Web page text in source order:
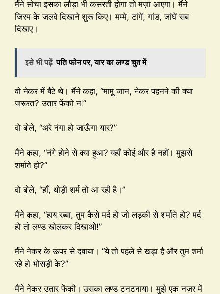
मैंने सोचा इसका लौड़ा भी कसरती होगा तो मज़ा आएगा। मैंने
जिस्म के जलवे दिखाने शुरू किए। मम्मे, टांगें, गांड, जांघें सब
दिखाए।
इसे भी पढ़ें पति फोन पर, यार का लण्ड चुत में
वो नेकर में बैठे थे। मैंने कहा, “मामू जान, नेकर पहनने की क्या
जरूरत? उतार फेंको न!”
वो बोले, “अरे नंगा हो जाऊँगा यार?”
मैंने कहा, “नंगे होने से क्या हुआ? यहाँ कोई और है नहीं। मुझसे
शर्माते हो?”
वो बोले, “हाँ, थोड़ी शर्म तो आ रही है।”
मैंने कहा, “हाय रब्बा, तुम कैसे मर्द हो जो लड़की से शर्माते हो? मर्द
हो तो लण्ड खोलकर दिखाओ!”
मैंने नेकर के ऊपर से दबाया। “ये तो पहले से खड़ा है और तुम शर्मा
रहे हो भोसड़ी के?”
मैंने नेकर उतार फेंकी। उसका लण्ड टनटनाया। मुझे एक नज़र में